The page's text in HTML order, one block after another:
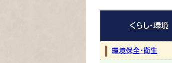
くらし・環境
環境保全・衛生